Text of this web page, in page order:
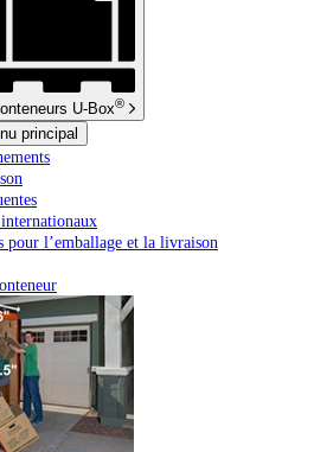
U-Box®
principal
pour l’emballage et la livraison